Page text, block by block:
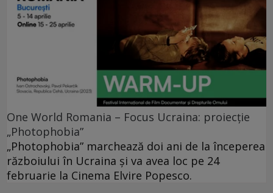
One World Romania – Focus Ucraina: proiecție
„Photophobia”
„Photophobia” marchează doi ani de la începerea
războiului în Ucraina și va avea loc pe 24
februarie la Cinema Elvire Popesco.